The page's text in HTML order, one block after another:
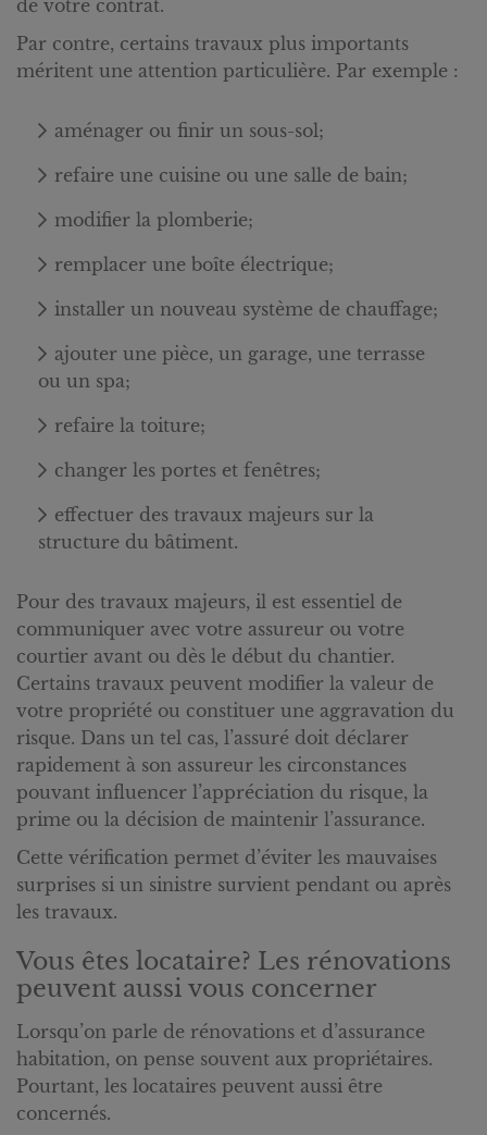
de votre contrat.
Par contre, certains travaux plus importants
méritent une attention particulière. Par exemple :
aménager ou finir un sous-sol;
refaire une cuisine ou une salle de bain;
modifier la plomberie;
remplacer une boîte électrique;
installer un nouveau système de chauffage;
ajouter une pièce, un garage, une terrasse
ou un spa;
refaire la toiture;
changer les portes et fenêtres;
effectuer des travaux majeurs sur la
structure du bâtiment.
Pour des travaux majeurs, il est essentiel de
communiquer avec votre assureur ou votre
courtier avant ou dès le début du chantier.
Certains travaux peuvent modifier la valeur de
votre propriété ou constituer une aggravation du
risque. Dans un tel cas, l’assuré doit déclarer
rapidement à son assureur les circonstances
pouvant influencer l’appréciation du risque, la
prime ou la décision de maintenir l’assurance.
Cette vérification permet d’éviter les mauvaises
surprises si un sinistre survient pendant ou après
les travaux.
Vous êtes locataire? Les rénovations
peuvent aussi vous concerner
Lorsqu’on parle de rénovations et d’assurance
habitation, on pense souvent aux propriétaires.
Pourtant, les locataires peuvent aussi être
concernés.